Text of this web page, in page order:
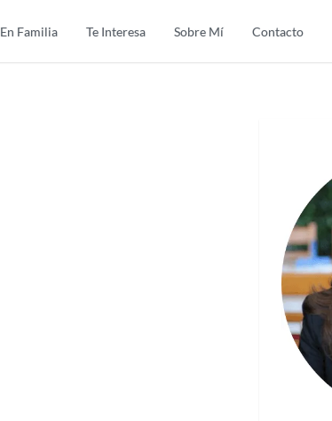
En Familia Te Interesa Sobre Mí Contacto